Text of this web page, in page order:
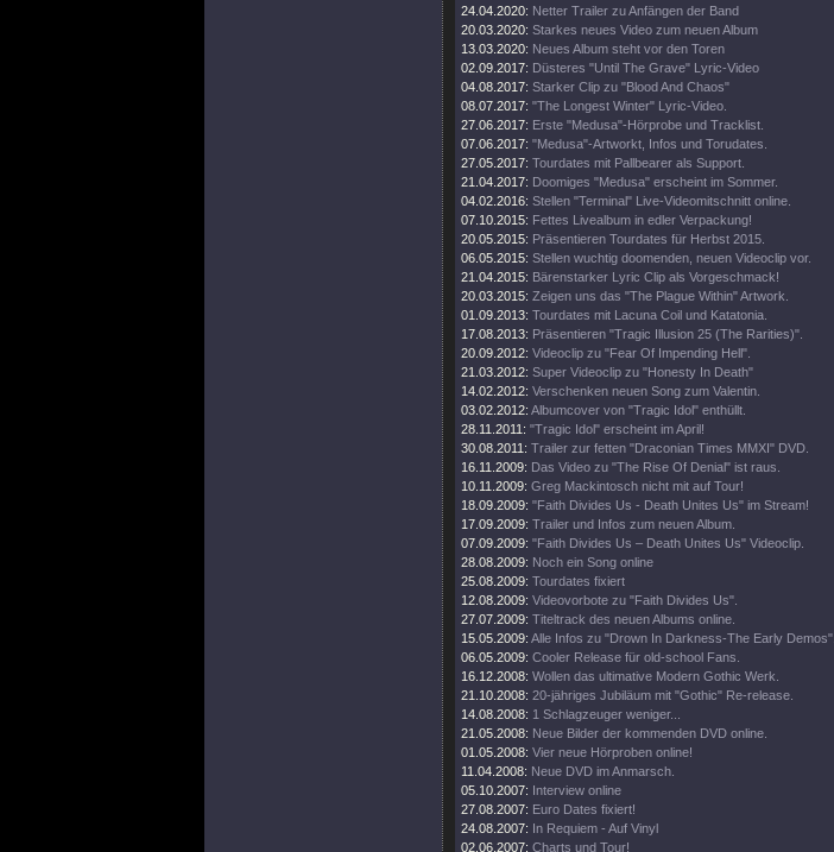
24.04.2020: Netter Trailer zu Anfängen der Band
20.03.2020: Starkes neues Video zum neuen Album
13.03.2020: Neues Album steht vor den Toren
02.09.2017: Düsteres "Until The Grave" Lyric-Video
04.08.2017: Starker Clip zu "Blood And Chaos"
08.07.2017: "The Longest Winter" Lyric-Video.
27.06.2017: Erste "Medusa"-Hörprobe und Tracklist.
07.06.2017: "Medusa"-Artworkt, Infos und Torudates.
27.05.2017: Tourdates mit Pallbearer als Support.
21.04.2017: Doomiges "Medusa" erscheint im Sommer.
04.02.2016: Stellen "Terminal" Live-Videomitschnitt online.
07.10.2015: Fettes Livealbum in edler Verpackung!
20.05.2015: Präsentieren Tourdates für Herbst 2015.
06.05.2015: Stellen wuchtig doomenden, neuen Videoclip vor.
21.04.2015: Bärenstarker Lyric Clip als Vorgeschmack!
20.03.2015: Zeigen uns das "The Plague Within" Artwork.
01.09.2013: Tourdates mit Lacuna Coil und Katatonia.
17.08.2013: Präsentieren "Tragic Illusion 25 (The Rarities)".
20.09.2012: Videoclip zu "Fear Of Impending Hell".
21.03.2012: Super Videoclip zu "Honesty In Death"
14.02.2012: Verschenken neuen Song zum Valentin.
03.02.2012: Albumcover von "Tragic Idol" enthüllt.
28.11.2011: "Tragic Idol" erscheint im April!
30.08.2011: Trailer zur fetten "Draconian Times MMXI" DVD.
16.11.2009: Das Video zu "The Rise Of Denial" ist raus.
10.11.2009: Greg Mackintosch nicht mit auf Tour!
18.09.2009: "Faith Divides Us - Death Unites Us" im Stream!
17.09.2009: Trailer und Infos zum neuen Album.
07.09.2009: "Faith Divides Us – Death Unites Us" Videoclip.
28.08.2009: Noch ein Song online
25.08.2009: Tourdates fixiert
12.08.2009: Videovorbote zu "Faith Divides Us".
27.07.2009: Titeltrack des neuen Albums online.
15.05.2009: Alle Infos zu "Drown In Darkness-The Early Demos".
06.05.2009: Cooler Release für old-school Fans.
16.12.2008: Wollen das ultimative Modern Gothic Werk.
21.10.2008: 20-jähriges Jubiläum mit "Gothic" Re-release.
14.08.2008: 1 Schlagzeuger weniger...
21.05.2008: Neue Bilder der kommenden DVD online.
01.05.2008: Vier neue Hörproben online!
11.04.2008: Neue DVD im Anmarsch.
05.10.2007: Interview online
27.08.2007: Euro Dates fixiert!
24.08.2007: In Requiem - Auf Vinyl
02.06.2007: Charts und Tour!